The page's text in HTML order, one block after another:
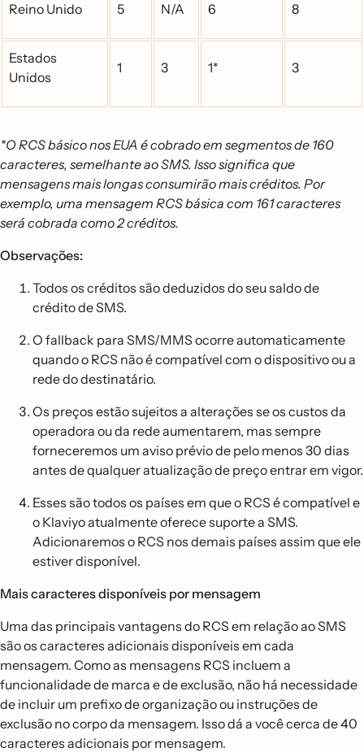
Reino Unido 5 N/A 6 8
Estados
Unidos
1 3 1* 3
*O RCS básico nos EUA é cobrado em segmentos de 160
caracteres, semelhante ao SMS. Isso significa que
mensagens mais longas consumirão mais créditos. Por
exemplo, uma mensagem RCS básica com 161 caracteres
será cobrada como 2 créditos.
Observações:
Todos os créditos são deduzidos do seu saldo de
crédito de SMS.
O fallback para SMS/MMS ocorre automaticamente
quando o RCS não é compatível com o dispositivo ou a
rede do destinatário.
Os preços estão sujeitos a alterações se os custos da
operadora ou da rede aumentarem, mas sempre
forneceremos um aviso prévio de pelo menos 30 dias
antes de qualquer atualização de preço entrar em vigor.
Esses são todos os países em que o RCS é compatível e
o Klaviyo atualmente oferece suporte a SMS.
Adicionaremos o RCS nos demais países assim que ele
estiver disponível.
Mais caracteres disponíveis por mensagem
Uma das principais vantagens do RCS em relação ao SMS
são os caracteres adicionais disponíveis em cada
mensagem. Como as mensagens RCS incluem a
funcionalidade de marca e de exclusão, não há necessidade
de incluir um prefixo de organização ou instruções de
exclusão no corpo da mensagem. Isso dá a você cerca de 40
caracteres adicionais por mensagem.